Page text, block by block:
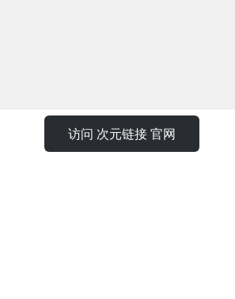
访问 次元链接 官网